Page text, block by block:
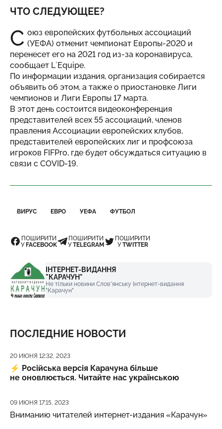
ЧТО СЛЕДУЮЩЕЕ?
С оюз европейских футбольных ассоциаций
(УЕФА) отменит чемпионат Европы-2020 и
перенесет его на 2021 год из-за коронавируса,
сообщает LʼEquipe.
По информации издания, организация собирается
объявить об этом, а также о приостановке Лиги
чемпионов и Лиги Европы 17 марта.
В этот день состоится видеоконференция
представителей всех 55 ассоциаций, членов
правления Ассоциации европейских клубов,
представителей европейских лиг и профсоюза
игроков FIFPro, где будет обсуждаться ситуацию в
связи с COVID-19.
ВИРУС ЕВРО УЕФА ФУТБОЛ
ПОШИРИТИ
У FACEBOOK
ПОШИРИТИ
УTELEGRAM
ПОШИРИТИ
УTWITTER
ІНТЕРНЕТ-ВИДАННЯ
"КАРАЧУН"
Не тільки новини Слов'янську Інтернет-видання
"Карачун"
ПОСЛЕДНИЕ НОВОСТИ
Дата публикации
20 ИЮНЯ 12:32, 2023
⚡️ Російська версія Карачуна більше
не оновлюється. Читайте нас українською
Дата публикации
09 ИЮНЯ 17:15, 2023
Вниманию читателей интернет-издания «Карачун»